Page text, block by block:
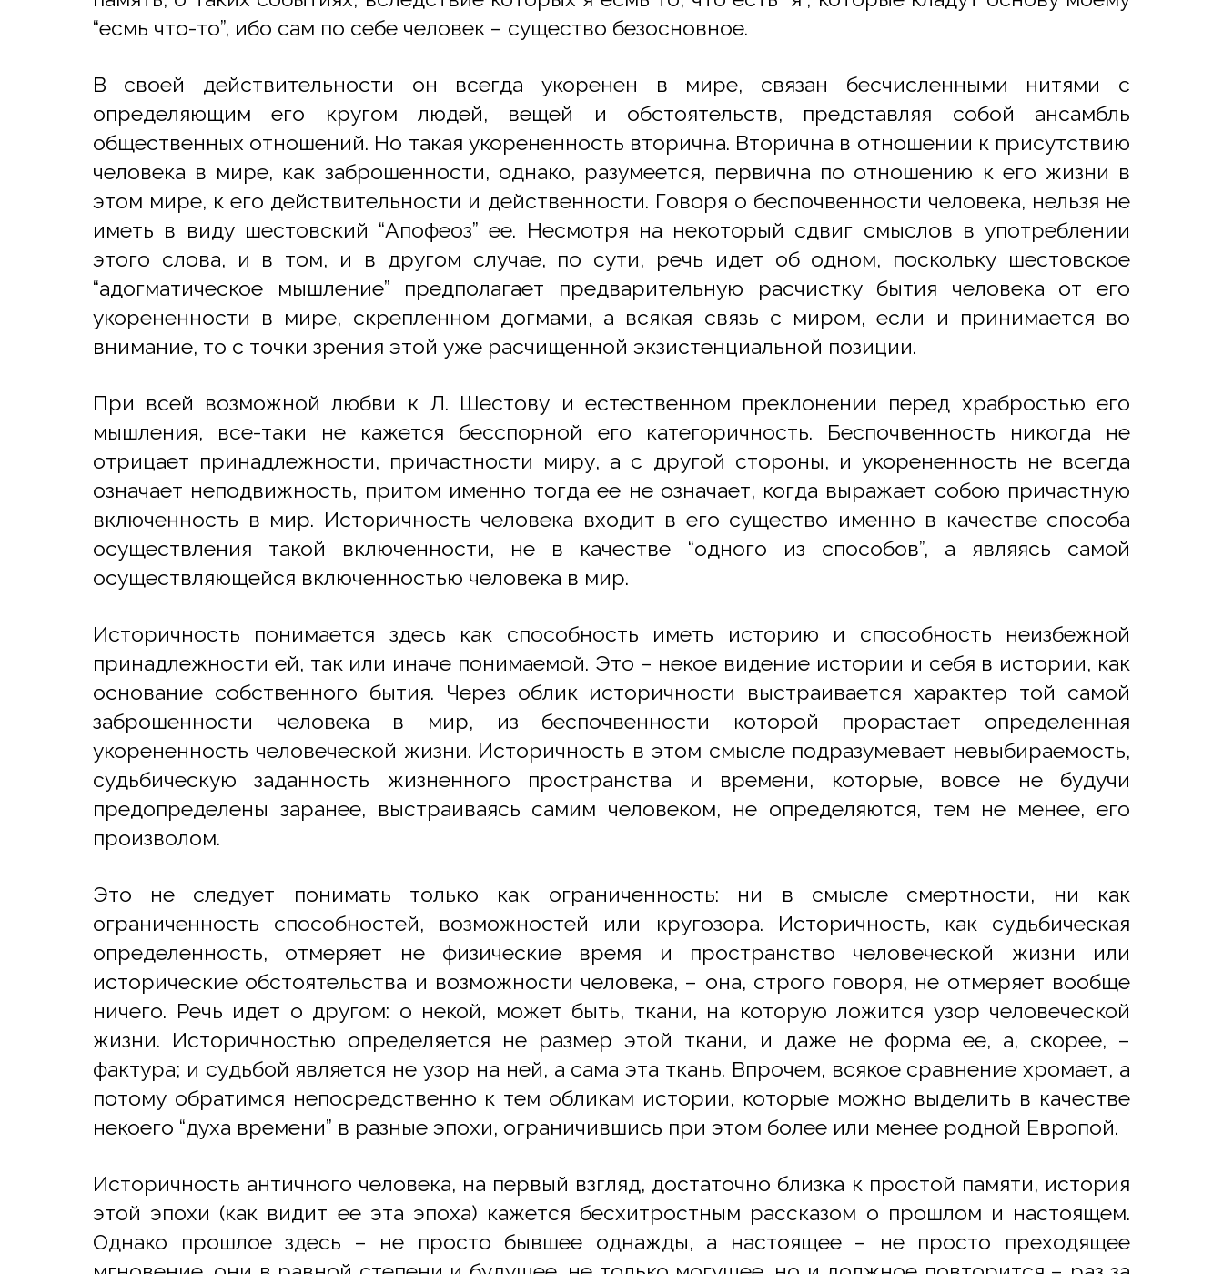
“есмь что-то”, ибо сам по себе человек – существо безосновное.
В своей действительности он всегда укоренен в мире, связан бесчисленными нитями с
определяющим его кругом людей, вещей и обстоятельств, представляя собой ансамбль
общественных отношений. Но такая укорененность вторична. Вторична в отношении к присутствию
человека в мире, как заброшенности, однако, разумеется, первична по отношению к его жизни в
этом мире, к его действительности и действенности. Говоря о беспочвенности человека, нельзя не
иметь в виду шестовский “Апофеоз” ее. Несмотря на некоторый сдвиг смыслов в употреблении
этого слова, и в том, и в другом случае, по сути, речь идет об одном, поскольку шестовское
“адогматическое мышление” предполагает предварительную расчистку бытия человека от его
укорененности в мире, скрепленном догмами, а всякая связь с миром, если и принимается во
внимание, то с точки зрения этой уже расчищенной экзистенциальной позиции.
При всей возможной любви к Л. Шестову и естественном преклонении перед храбростью его
мышления, все-таки не кажется бесспорной его категоричность. Беспочвенность никогда не
отрицает принадлежности, причастности миру, а с другой стороны, и укорененность не всегда
означает неподвижность, притом именно тогда ее не означает, когда выражает собою причастную
включенность в мир. Историчность человека входит в его существо именно в качестве способа
осуществления такой включенности, не в качестве “одного из способов”, а являясь самой
осуществляющейся включенностью человека в мир.
Историчность понимается здесь как спосoбность иметь историю и спoсобность неизбежной
принадлежности ей, так или иначе понимаемой. Это – некое видение истории и себя в истории, как
основание собственного бытия. Через облик историчности выстраивается характер той самой
заброшенности человека в мир, из беспочвенности которой прорастает определенная
укорененность человеческой жизни. Историчность в этом смысле подразумевает невыбираемость,
судьбическую заданность жизненного пространства и времени, которые, вовсе не будучи
предопределены заранее, выстраиваясь самим человеком, не определяются, тем не менее, его
произволом.
Это не следует понимать только как ограниченность: ни в смысле смертности, ни как
ограниченность способностей, возможностей или кругозора. Историчность, как судьбическая
определенность, отмеряет не физические время и пространство человеческой жизни или
исторические обстоятельства и возможности человека, – она, строго говоря, не отмеряет вообще
ничего. Речь идет о другом: о некой, может быть, ткани, на которую ложится узор человеческой
жизни. Историчностью определяется не размер этой ткани, и даже не форма ее, а, скорее, –
фактура; и судьбой является не узор на ней, а сама эта ткань. Впрочем, всякое сравнение хромает, а
потому обратимся непосредственно к тем обликам истории, которые можно выделить в качестве
некоего “духа времени” в разные эпохи, ограничившись при этом более или менее родной Европой.
Историчность античного человека, на первый взгляд, достаточно близка к простой памяти, история
этой эпохи (как видит ее эта эпоха) кажется бесхитростным рассказом о прошлом и настоящем.
Однако прошлое здесь – не просто бывшее однажды, а настоящее – не просто преходящее